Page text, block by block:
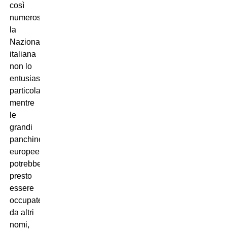
così
numerose:
la
Nazionale
italiana
non lo
entusiasma
particolarmente,
mentre
le
grandi
panchine
europee
potrebbero
presto
essere
occupate
da altri
nomi,